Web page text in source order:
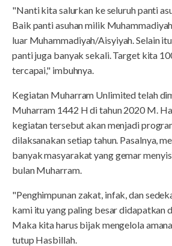
"Nanti kita salurkan ke seluruh panti
Baik panti asuhan milik
luar Muhammadiyah/Aisyiyah. Selain
panti juga banyak sekali. Target kita
tercapai," imbuhnya.
Kegiatan Muharram Unlimited telah
Muharram 1442 H di tahun 2020 M.
kegiatan tersebut akan menjadi
dilaksanakan setiap tahun. Pasalnya,
banyak masyarakat yang gemar
bulan Muharram.
"Penghimpunan zakat, infak, dan
kami itu yang paling besar didapatkan
Maka kita harus bijak mengelola
tutup Hasbillah.